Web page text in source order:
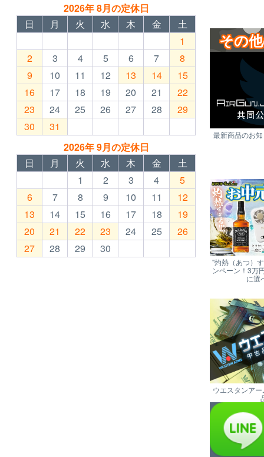
その
最新商品のお
"灼熱（あつ）
ンペーン！3万
に選
ウエスタンア
2026年 8月の定休日
日
月 火 水 木 金
土
1
2
3 4 5 6 7
8
9
10 11 12 13 14
15
16
17 18 19 20 21
22
23
24 25 26 27 28
29
30
31
2026年 9月の定休日
日
月 火 水 木 金
土
1
2 3 4
5
6
7 8 9 10 11
12
13
14 15 16 17 18
19
20
21 22 23 24 25
26
27
28 29 30